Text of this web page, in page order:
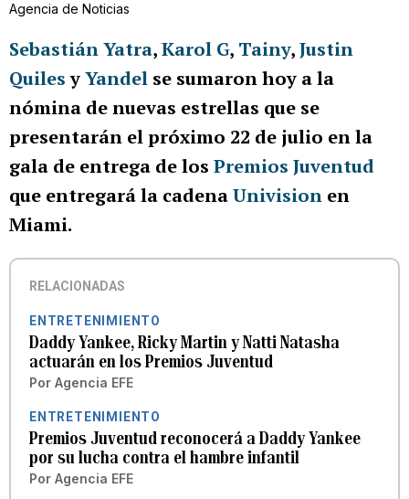
Agencia de Noticias
Sebastián Yatra,Karol G, Tainy,Justin
QuilesyYandel se sumaron hoy a la
nómina de nuevas estrellas que se
presentarán el próximo 22 de julio en la
gala de entrega de los Premios Juventud
que entregará la cadenaUnivision en
Miami.
RELACIONADAS
ENTRETENIMIENTO
Daddy Yankee, Ricky Martin y Natti Natasha
actuarán en los Premios Juventud
Por Agencia EFE
ENTRETENIMIENTO
Premios Juventud reconocerá a Daddy Yankee
por su lucha contra el hambre infantil
Por Agencia EFE